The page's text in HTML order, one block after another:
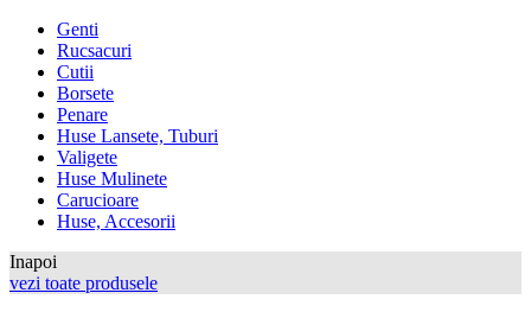
Genti
Rucsacuri
Cutii
Borsete
Penare
Huse Lansete, Tuburi
Valigete
Huse Mulinete
Carucioare
Huse, Accesorii
Inapoi
vezi toate produsele